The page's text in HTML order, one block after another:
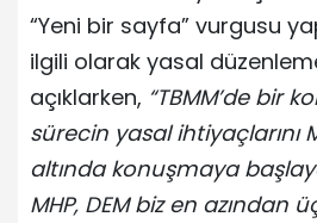
“Yeni bir sayfa” vurgusu
ilgili olarak yasal
açıklarken, “TBMM’de bir
sürecin yasal ihtiyaçlarını
altında konuşmaya
MHP, DEM biz en azından